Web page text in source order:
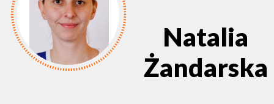
Natalia
Żandarska